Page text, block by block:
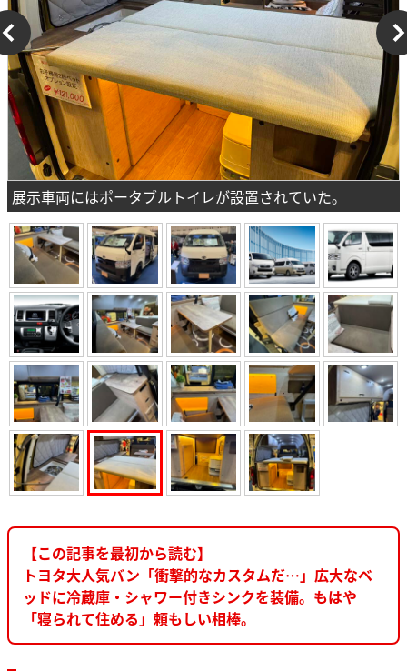
展示車両にはポータブルトイレが設置されていた。
【この記事を最初から読む】
トヨタ大人気バン「衝撃的なカスタムだ…」広大なベ
ッドに冷蔵庫・シャワー付きシンクを装備。もはや
「寝られて住める」頼もしい相棒。